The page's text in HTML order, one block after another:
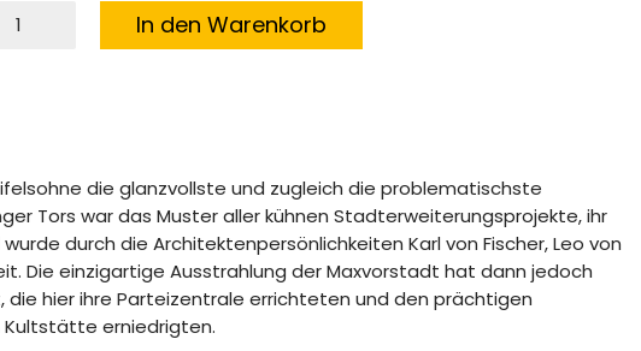
In den Warenkorb
die glanzvollste und zugleich die problematischste
Tors war das Muster aller kühnen Stadterweiterungsprojekte, ihr
durch die Architektenpersönlichkeiten Karl von Fischer, Leo von
Die einzigartige Ausstrahlung der Maxvorstadt hat dann jedoch
hier ihre Parteizentrale errichteten und den prächtigen
Kultstätte erniedrigten.